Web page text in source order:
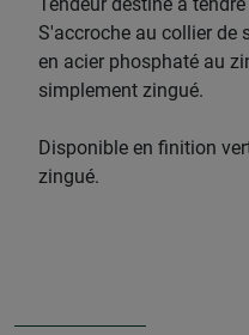
S'accroche au collier de
en acier phosphaté au
simplement zingué.
Disponible en finition
zingué.